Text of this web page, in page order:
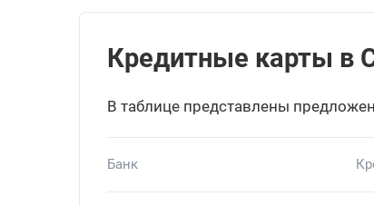
Кредитные карты в
В таблице представлены
Банк